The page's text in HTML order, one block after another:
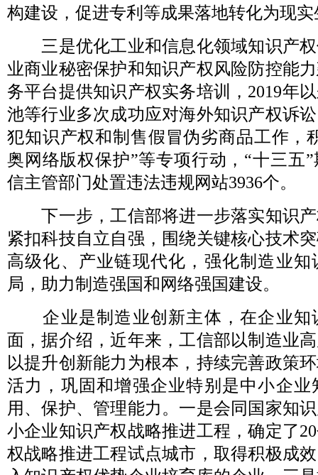
构建设，促进专利等成果落地转化为现
三是优化工业和信息化领域知识产权
业商业秘密保护和知识产权风险防控能
务平台提供知识产权实务培训，2019年
池等行业多次成功应对海外知识产权诉
犯知识产权和制售假冒伪劣商品工作，
奥网络版权保护”等专项行动，“十三五
信主管部门处置违法违规网站3936个。
下一步，工信部将进一步落实知识产
紧扣科技自立自强，围绕关键核心技术
高级化、产业链现代化，强化制造业
局，助力制造强国和网络强国建设。
企业是制造业创新主体，在企业知
面，据介绍，近年来，工信部以制造业
以提升创新能力为根本，持续完善政策
活力，巩固和增强企业特别是中小企业
用、保护、管理能力。一是会同国家知
小企业知识产权战略推进工程，确定了
权战略推进工程试点城市，取得积极成